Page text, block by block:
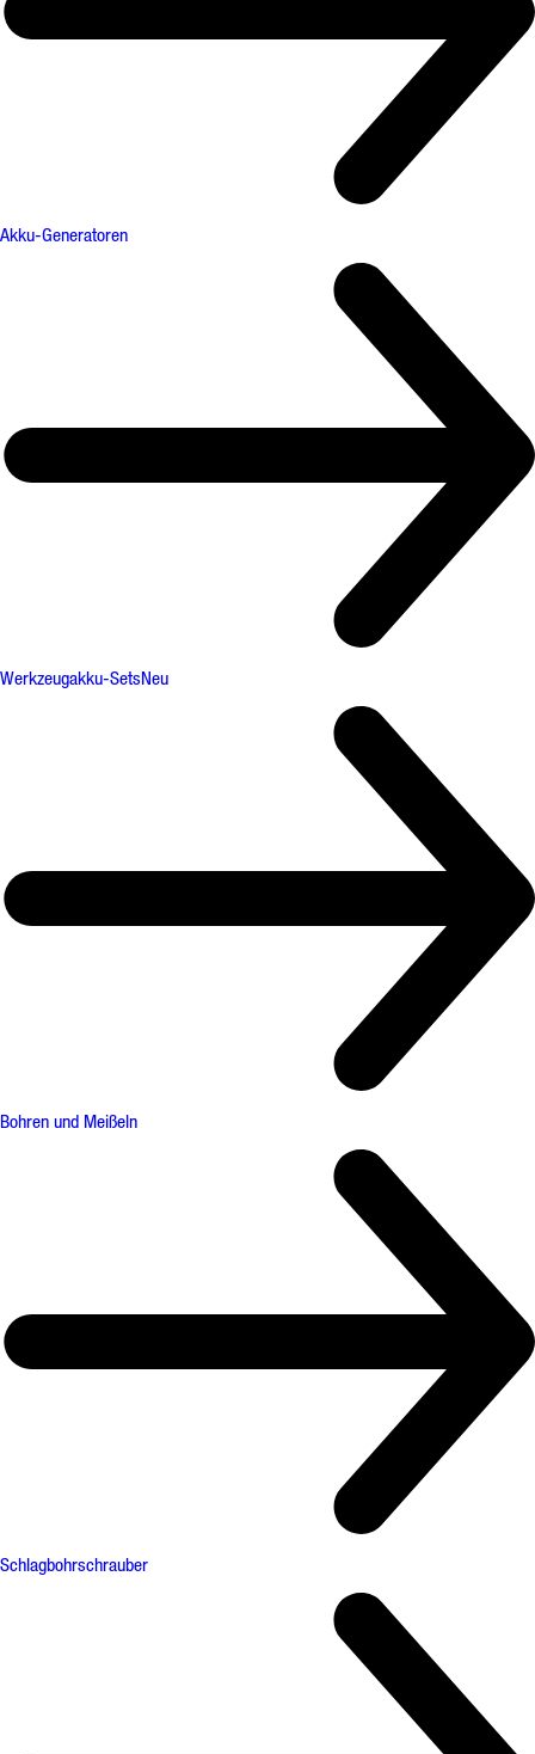
Akku-Generatoren
Werkzeugakku-SetsNeu
Bohren und Meißeln
Schlagbohrschrauber